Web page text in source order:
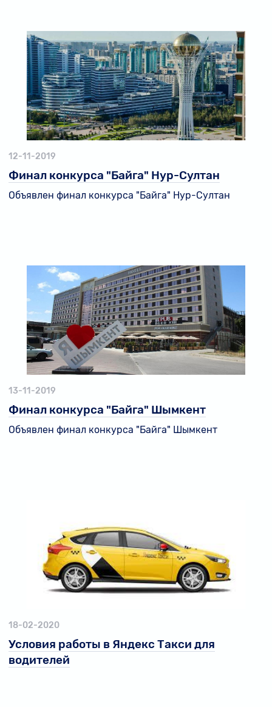
12-11-2019
Финал конкурса "Байга" Нур-Султан
Объявлен финал конкурса "Байга" Нур-Султан
13-11-2019
Финал конкурса "Байга" Шымкент
Объявлен финал конкурса "Байга" Шымкент
18-02-2020
Условия работы в Яндекс Такси для
водителей